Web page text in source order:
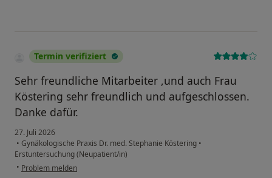
Termin verifiziert
Sehr freundliche Mitarbeiter ,und auch Frau
Köstering sehr freundlich und aufgeschlossen.
Danke dafür.
27. Juli 2026
• Gynäkologische Praxis Dr. med. Stephanie Köstering •
Erstuntersuchung (Neupatient/in)
• Problem melden